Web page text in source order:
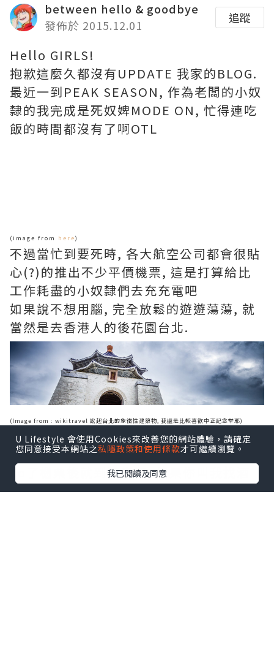
between hello & goodbye
發佈於 2015.12.01
追蹤
Hello GIRLS!
抱歉這麼久都沒有UPDATE 我家的BLOG.
最近一到PEAK SEASON, 作為老闆的小奴
隸的我完成是死奴婢MODE ON, 忙得連吃
飯的時間都沒有了啊OTL
(image from here)
不過當忙到要死時, 各大航空公司都會很貼
心(?)的推出不少平價機票, 這是打算給比
工作耗盡的小奴隸們去充充電吧
如果說不想用腦, 完全放鬆的遊遊蕩蕩, 就
當然是去香港人的後花園台北.
(Image from : wikitravel 說起台北的象徵性建築物, 我還是比較喜歡中正記念堂耶)
像 香港航空一月去台北的機票才1000有找,
這個價錢去哪裡找?
ko了機票後就到酒店了, 如果你叫我找酒
店, 台北的話我會住在什麼地方?
U Lifestyle 會使用Cookies來改善您的網站體驗，請確定
您同意接受本網站之私隱政策和使用條款才可繼續瀏覽。
我已閱讀及同意